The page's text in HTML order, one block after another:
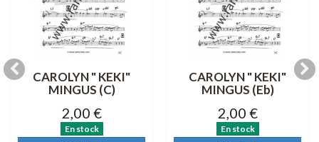
CAROLYN " KEKI"
MINGUS (C)
2,00 €
En stock
CAROLYN " KEKI"
MINGUS (Eb)
2,00 €
En stock